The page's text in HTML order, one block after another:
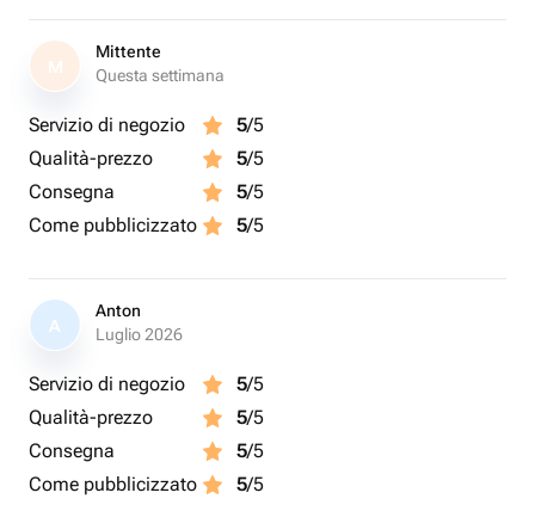
M
Mittente
Questa settimana
Servizio di negozio 5/5
Qualità-prezzo
5/5
Consegna
5/5
Come pubblicizzato
5/5
A
Anton
Luglio 2026
Servizio di negozio 5/5
Qualità-prezzo
5/5
Consegna
5/5
Come pubblicizzato
5/5